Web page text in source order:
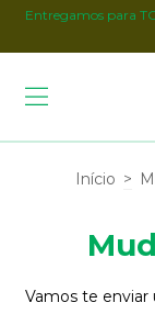
Entregamos para
Início >
Vamos te enviar